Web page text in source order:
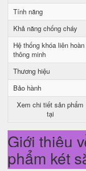
Tính năng
Khả năng chống cháy
Hệ thống khóa liên hoàn
thông minh
Thương hiệu
Bảo hành
Xem chi tiết sản phẩm
tại
Giới thiệu
phẩm két